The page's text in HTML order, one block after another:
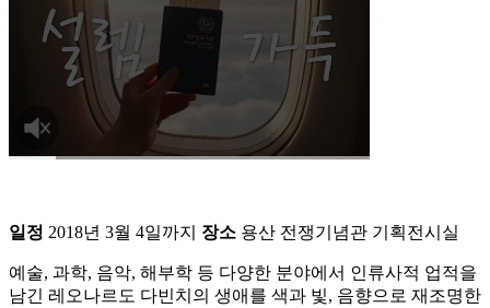
일정 2018년 3월 4일까지 장소 용산 전쟁기념관 기획전시실
예술, 과학, 음악, 해부학 등 다양한 분야에서 인류사적 업적을
남긴 레오나르도 다빈치의 생애를 색과 빛, 음향으로 재조명한